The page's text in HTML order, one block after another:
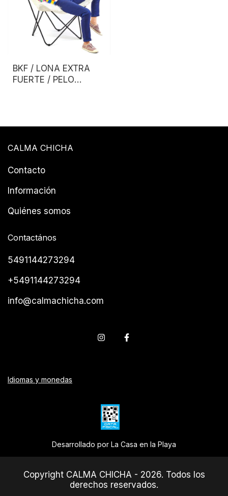
BKF / LONA EXTRA
FUERTE / PELO
CALMA CHICHA
Contacto
Información
Quiénes somos
Contactános
5491144273294
+5491144273294
info@calmachicha.com
Idiomas y monedas
Desarrollado por La Casa en la Playa
Copyright CALMA CHICHA - 2026. Todos los
derechos reservados.